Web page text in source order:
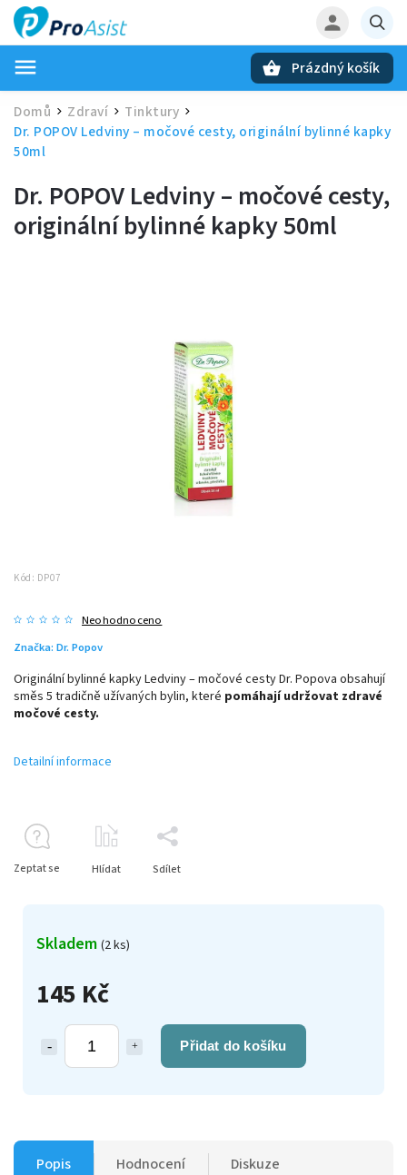
Prázdný košík
Domů / Zdraví / Tinktury /
Dr. POPOV Ledviny – močové cesty, originální bylinné kapky
50ml
Dr. POPOV Ledviny – močové cesty,
originální bylinné kapky 50ml
Kód: DP07
Neohodnoceno
Značka: Dr. Popov
145 Kč
Přidat do košíku
Skladem (2 ks)
Originální bylinné kapky Ledviny – močové cesty Dr. Popova obsahují
směs 5 tradičně užívaných bylin, které pomáhají udržovat zdravé
močové cesty.
Detailní informace
Zeptat se Hlídat Sdílet
Popis Hodnocení Diskuze